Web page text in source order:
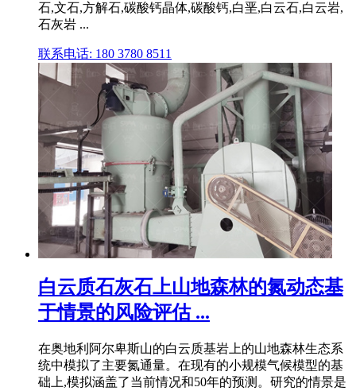
石,文石,方解石,碳酸钙晶体,碳酸钙,白垩,白云石,白云岩,
石灰岩 ...
联系电话: 180 3780 8511
白云质石灰石上山地森林的氮动态基
于情景的风险评估 ...
在奥地利阿尔卑斯山的白云质基岩上的山地森林生态系
统中模拟了主要氮通量。在现有的小规模气候模型的基
础上,模拟涵盖了当前情况和50年的预测。研究的情景是